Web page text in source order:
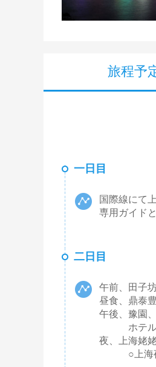
旅程予
一日目
国際線にて
専用ガイド
二日目
午前、田子
昼食、鼎泰
午後、豫園
ホテル
夜、上海姥
○上海夜